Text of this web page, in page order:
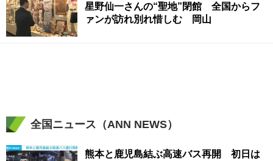
星野仙一さんの“聖地”閉館 全国からフ
ァンが訪れ別れ惜しむ 岡山
全国ニュース（ANN NEWS）
熊本と鹿児島結ぶ高速バス再開 初日は